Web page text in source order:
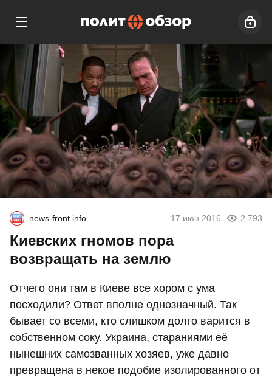
news-front.info 17 июн 2016 2 793
Киевских гномов пора
возвращать на землю
Отчего они там в Киеве все хором с ума
посходили? Ответ вполне однозначный. Так
бывает со всеми, кто слишком долго варится в
собственном соку. Украина, стараниями её
нынешних самозванных хозяев, уже давно
превращена в некое подобие изолированного от